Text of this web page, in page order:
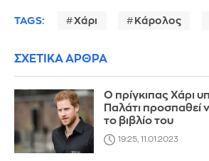
TAGS: Χάρι Κάρολος
ΣΧΕΤΙΚΑ ΑΡΘΡΑ
Ο πρίγκιπας Χάρι
Παλάτι προσπαθεί
το βιβλίο του
19:25, 11.01.2023